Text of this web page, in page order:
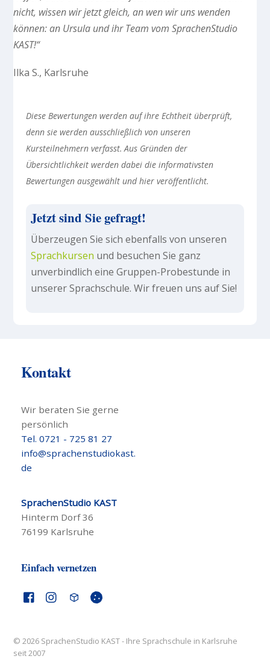
nicht, wissen wir jetzt gleich, an wen wir uns wenden
können: an Ursula und ihr Team vom SprachenStudio
KAST!“
Ilka S., Karlsruhe
Diese Bewertungen werden auf ihre Echtheit überprüft,
denn sie werden ausschließlich von unseren
Kursteilnehmern verfasst. Aus Gründen der
Übersichtlichkeit werden dabei die informativsten
Bewertungen ausgewählt und hier veröffentlicht.
Jetzt sind Sie gefragt!
Überzeugen Sie sich ebenfalls von unseren
Sprachkursen und besuchen Sie ganz
unverbindlich eine Gruppen-Probestunde in
unserer Sprachschule. Wir freuen uns auf Sie!
Kontakt
Wir beraten Sie gerne
persönlich
Tel. 0721 - 725 81 27
info@sprachenstudiokast.
de
SprachenStudio KAST
Hinterm Dorf 36
76199 Karlsruhe
Einfach vernetzen
© 2026 SprachenStudio KAST - Ihre Sprachschule in Karlsruhe
seit 2007